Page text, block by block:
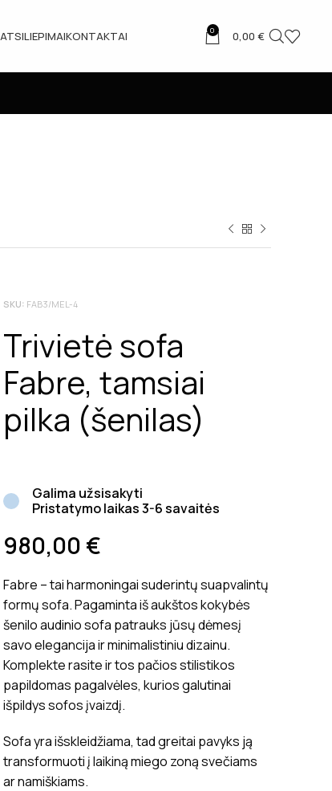
ATSILIEPIMAIKONTAKTAI 0 0,00€
SKU: FAB3/MEL-4
Trivietė sofa
Fabre, tamsiai
pilka (šenilas)
Galima užsisakyti
Pristatymo laikas 3-6 savaitės
980,00 €
Fabre – tai harmoningai suderintų suapvalintų
formų sofa. Pagaminta iš aukštos kokybės
šenilo audinio sofa patrauks jūsų dėmesį
savo elegancija ir minimalistiniu dizainu.
Komplekte rasite ir tos pačios stilistikos
papildomas pagalvėles, kurios galutinai
išpildys sofos įvaizdį.
Sofa yra išskleidžiama, tad greitai pavyks ją
transformuoti į laikiną miego zoną svečiams
ar namiškiams.